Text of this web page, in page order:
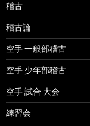
稽古
稽古論
空手 一般部稽古
空手 少年部稽古
空手 試合 大会
練習会